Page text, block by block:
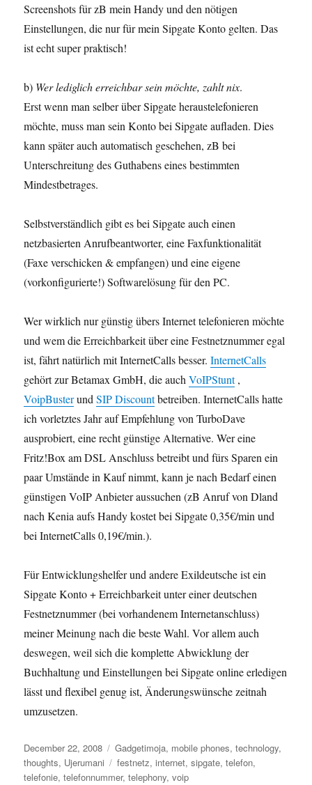
Screenshots für zB mein Handy und den nötigen
Einstellungen, die nur für mein Sipgate Konto gelten. Das
ist echt super praktisch!
b) Wer lediglich erreichbar sein möchte, zahlt nix.
Erst wenn man selber über Sipgate heraustelefonieren
möchte, muss man sein Konto bei Sipgate aufladen. Dies
kann später auch automatisch geschehen, zB bei
Unterschreitung des Guthabens eines bestimmten
Mindestbetrages.
Selbstverständlich gibt es bei Sipgate auch einen
netzbasierten Anrufbeantworter, eine Faxfunktionalität
(Faxe verschicken & empfangen) und eine eigene
(vorkonfigurierte!) Softwarelösung für den PC.
Wer wirklich nur günstig übers Internet telefonieren möchte
und wem die Erreichbarkeit über eine Festnetznummer egal
ist, fährt natürlich mit InternetCalls besser.InternetCalls
gehört zur Betamax GmbH, die auchVoIPStunt,
VoipBusterundSIP Discountbetreiben. InternetCalls hatte
ich vorletztes Jahr auf Empfehlung von TurboDave
ausprobiert, eine recht günstige Alternative. Wer eine
Fritz!Box am DSL Anschluss betreibt und fürs Sparen ein
paar Umstände in Kauf nimmt, kann je nach Bedarf einen
günstigen VoIP Anbieter aussuchen (zB Anruf von Dland
nach Kenia aufs Handy kostet bei Sipgate 0,35€/min und
bei InternetCalls 0,19€/min.).
Für Entwicklungshelfer und andere Exildeutsche ist ein
Sipgate Konto + Erreichbarkeit unter einer deutschen
Festnetznummer (bei vorhandenem Internetanschluss)
meiner Meinung nach die beste Wahl. Vor allem auch
deswegen, weil sich die komplette Abwicklung der
Buchhaltung und Einstellungen bei Sipgate online erledigen
lässt und flexibel genug ist, Änderungswünsche zeitnah
umzusetzen.
Posted
on
December 22, 2008 Categories
Gadgetimoja, mobile phones,technology,
thoughts, Ujerumani Tags
festnetz,internet,sipgate,telefon,
telefonie,telefonnummer,telephony,voip